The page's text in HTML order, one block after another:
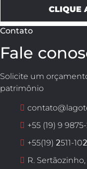
CLIQUE
Contato
Fale
Solicite um
patrimônio
+55 (19) 9
+55(19) 𝟤511-
R.